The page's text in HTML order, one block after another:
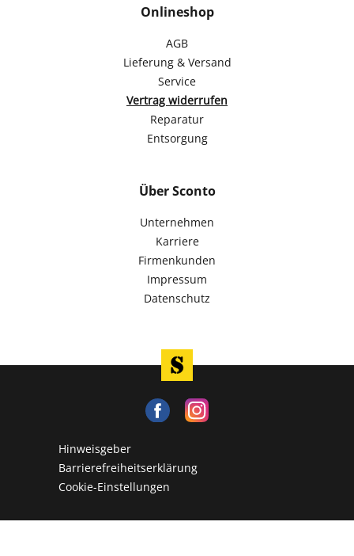
Onlineshop
AGB
Lieferung & Versand
Service
Vertrag widerrufen
Reparatur
Entsorgung
Über Sconto
Unternehmen
Karriere
Firmenkunden
Impressum
Datenschutz
Hinweisgeber
Barrierefreiheitserklärung
Cookie-Einstellungen